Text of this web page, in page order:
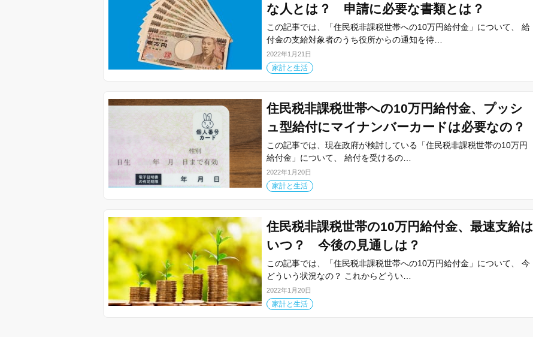
な人とは？ 申請に必要な書類とは？
この記事では、「住民税非課税世帯への10万円給付金」について、 給
付金の支給対象者のうち役所からの通知を待…
2022年1月21日
家計と生活
住民税非課税世帯への10万円給付金、プッシ
ュ型給付にマイナンバーカードは必要なの？
この記事では、現在政府が検討している「住民税非課税世帯の10万円
給付金」について、 給付を受けるの…
2022年1月20日
家計と生活
住民税非課税世帯の10万円給付金、最速支給は
いつ？ 今後の見通しは？
この記事では、「住民税非課税世帯への10万円給付金」について、 今
どういう状況なの？ これからどうい…
2022年1月20日
家計と生活